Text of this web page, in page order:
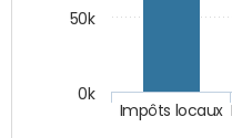
Impôts locaux
0k
50k